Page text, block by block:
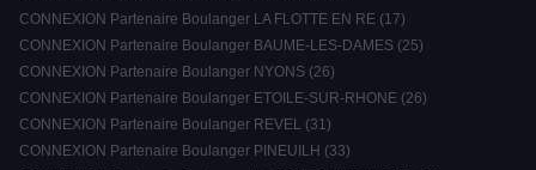
CONNEXION Partenaire Boulanger LA FLOTTE EN RE (17)
CONNEXION Partenaire Boulanger BAUME-LES-DAMES (25)
CONNEXION Partenaire Boulanger NYONS (26)
CONNEXION Partenaire Boulanger ETOILE-SUR-RHONE (26)
CONNEXION Partenaire Boulanger REVEL (31)
CONNEXION Partenaire Boulanger PINEUILH (33)